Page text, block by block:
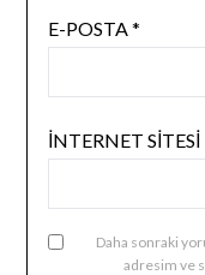
E-POSTA *
İNTERNET SITESI
Daha sonraki
adresim ve